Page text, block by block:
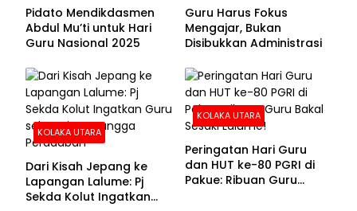
Pidato Mendikdasmen
Abdul Mu’ti untuk Hari
Guru Nasional 2025
Guru Harus Fokus
Mengajar, Bukan
Disibukkan Administrasi
KOLAKA UTARA
Dari Kisah Jepang ke
Lapangan Lalume: Pj
Sekda Kolut Ingatkan
KOLAKA UTARA
Peringatan Hari Guru
dan HUT ke-80 PGRI di
Pakue: Ribuan Guru